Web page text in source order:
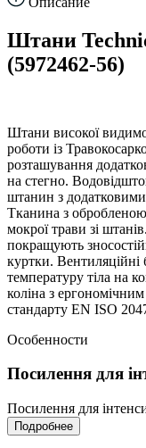
Штани
(5972462-56)
Штани високої
роботи із
розташування
на стегно.
штанин з
Тканина з
мокрої трави зі
покращують
куртки.
температуру тіла на
коліна з
стандарту EN ISO
Особенности
Посилення для
Посилення для
Подробнее